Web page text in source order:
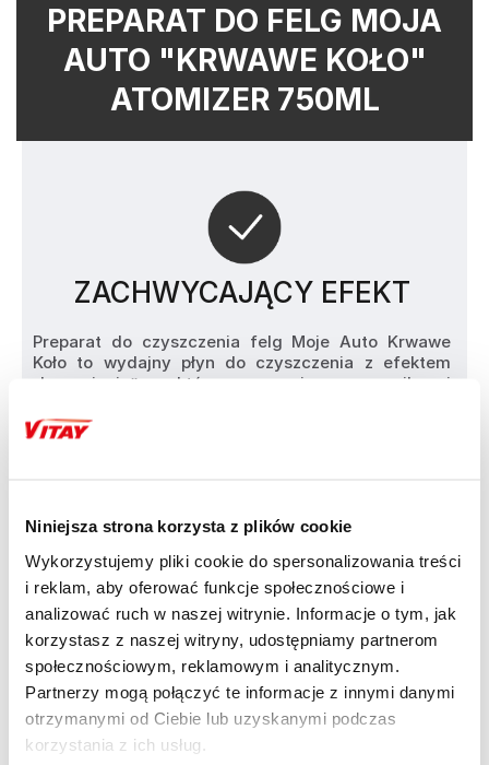
Niniejsza strona korzysta z plików cookie
Wykorzystujemy pliki cookie do spersonalizowania treści
i reklam, aby oferować funkcje społecznościowe i
analizować ruch w naszej witrynie. Informacje o tym, jak
korzystasz z naszej witryny, udostępniamy partnerom
społecznościowym, reklamowym i analitycznym.
Partnerzy mogą połączyć te informacje z innymi danymi
otrzymanymi od Ciebie lub uzyskanymi podczas
korzystania z ich usług.
PREPARAT DO FELG MOJA
AUTO "KRWAWE KOŁO"
ATOMIZER 750ML
ZACHWYCAJĄCY EFEKT
Preparat do czyszczenia felg Moje Auto Krwawe
Koło to wydajny płyn do czyszczenia z efektem
„krwawienia”, który reaguje z silnymi
eksploatacyjne z każdego rodzaju felg stalowych,
aluminiowych, chromowanych i lakierowanych. Za
• Nadaje się do każdego rodzaju felg
• Usuwa osad z klocków hamulcowych
• Łatwy w użyciu i wydajny
• Efekt krwawiącej felgi
• Neutralne pH
Sposób użycia:
• Upewnij się, że felga jest chłodna, odblokuj
atomizer i nanieś produkt równomierni na
powierzchnię felgi. Spryskaj obficie zabrudzona